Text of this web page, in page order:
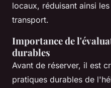
locaux, réduisant ainsi
transport.
Importance de
durables
Avant de réserver, il est
pratiques durables de